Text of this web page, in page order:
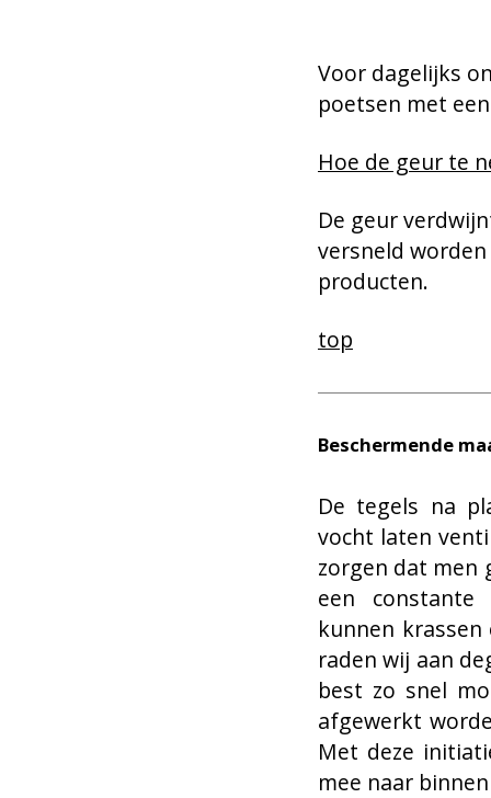
Voor dagelijks
poetsen met
Hoe de geur te
De geur
versneld
producten.
top
Beschermende
De tegels na
vocht laten
zorgen dat men
een
kunnen
raden wij aan
best zo snel
afgewerkt
Met deze
mee naar